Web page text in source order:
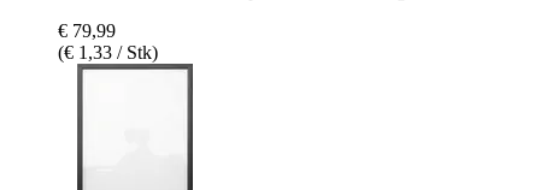
€ 79,99
(€ 1,33 / Stk)